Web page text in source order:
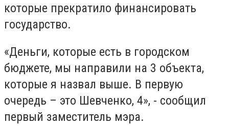
которые прекратило финансировать
государство.
«Деньги, которые есть в городском
бюджете, мы направили на 3 объекта,
которые я назвал выше. В первую
очередь – это Шевченко, 4», - сообщил
первый заместитель мэра.